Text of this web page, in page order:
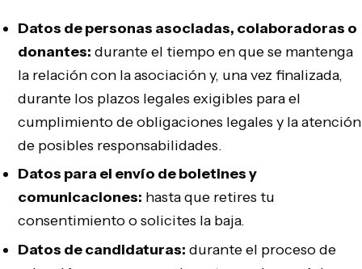
Datos de personas asociadas, colaboradoras o
donantes: durante el tiempo en que se mantenga
la relación con la asociación y, una vez finalizada,
durante los plazos legales exigibles para el
cumplimiento de obligaciones legales y la atención
de posibles responsabilidades.
Datos para el envío de boletines y
comunicaciones: hasta que retires tu
consentimiento o solicites la baja.
Datos de candidaturas: durante el proceso de